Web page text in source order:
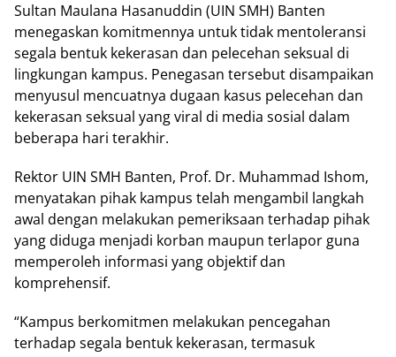
Sultan Maulana Hasanuddin (UIN SMH) Banten
menegaskan komitmennya untuk tidak mentoleransi
segala bentuk kekerasan dan pelecehan seksual di
lingkungan kampus. Penegasan tersebut disampaikan
menyusul mencuatnya dugaan kasus pelecehan dan
kekerasan seksual yang viral di media sosial dalam
beberapa hari terakhir.
Rektor UIN SMH Banten, Prof. Dr. Muhammad Ishom,
menyatakan pihak kampus telah mengambil langkah
awal dengan melakukan pemeriksaan terhadap pihak
yang diduga menjadi korban maupun terlapor guna
memperoleh informasi yang objektif dan
komprehensif.
“Kampus berkomitmen melakukan pencegahan
terhadap segala bentuk kekerasan, termasuk